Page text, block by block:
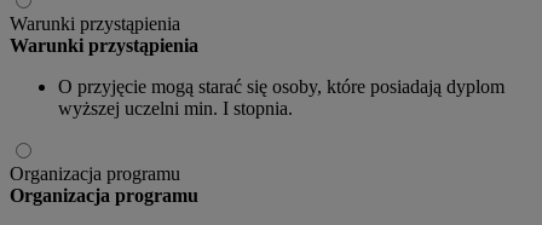
Warunki przystąpienia
Warunki przystąpienia
O przyjęcie mogą starać się osoby, które posiadają dyplom
wyższej uczelni min. I stopnia.
Organizacja programu
Organizacja programu